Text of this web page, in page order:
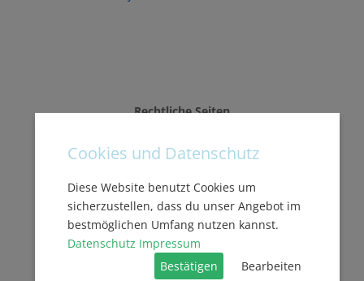
Rechtliche Seiten
Versand und Lieferung
Zahlungsweisen
Cookies und Datenschutz
Diese Website benutzt Cookies um
sicherzustellen, dass du unser Angebot im
bestmöglichen Umfang nutzen kannst.
Datenschutz Impressum
Bestätigen
Bearbeiten